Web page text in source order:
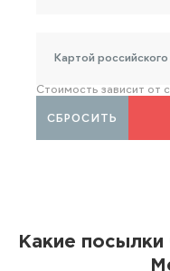
Картой российского
Стоимость зависит от
СБРОСИТЬ
Какие